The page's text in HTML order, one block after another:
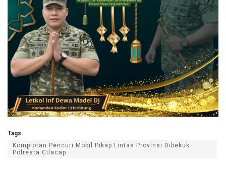
Tags:
Komplotan Pencuri Mobil Pikap Lintas Provinsi Dibekuk
Polresta Cilacap